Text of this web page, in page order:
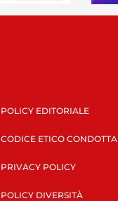
POLICY EDITORIALE
CODICE ETICO CONDOTTA
PRIVACY POLICY
POLICY DIVERSITÀ